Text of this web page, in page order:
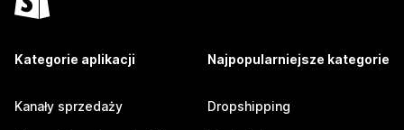
Kategorie aplikacji
Kanały sprzedaży
Najpopularniejsze kategorie
Dropshipping